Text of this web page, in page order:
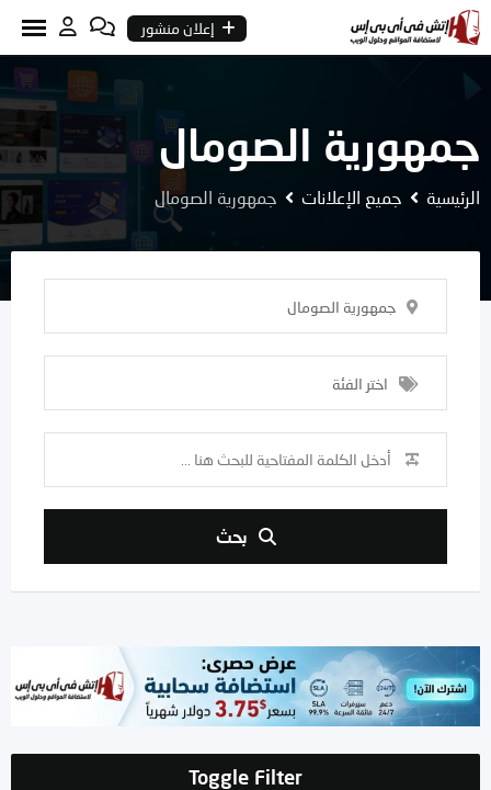
Skip
to
content
إعلان منشور
جمهورية الصومال
الرئيسية جميع الإعلانات جمهورية الصومال
جمهورية الصومال
اختر الفئة
بحث
Toggle Filter